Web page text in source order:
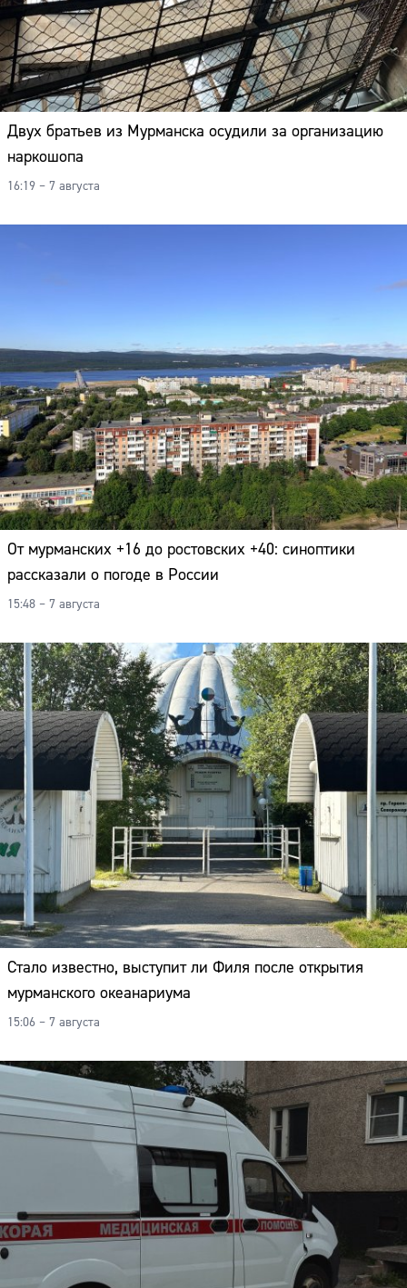
Двух братьев из Мурманска осудили за организацию
наркошопа
16:19 – 7 августа
От мурманских +16 до ростовских +40: синоптики
рассказали о погоде в России
15:48 – 7 августа
Стало известно, выступит ли Филя после открытия
мурманского океанариума
15:06 – 7 августа